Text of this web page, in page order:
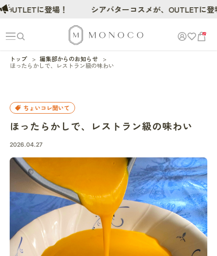
0
トップ
編集部からのお知らせ
ほったらかしで、レストラン級の味わい
ちょいコレ聞いて
ほったらかしで、レストラン級の味わい
2026.04.27
に登場！ シアバターコスメが、OUTLETに登場